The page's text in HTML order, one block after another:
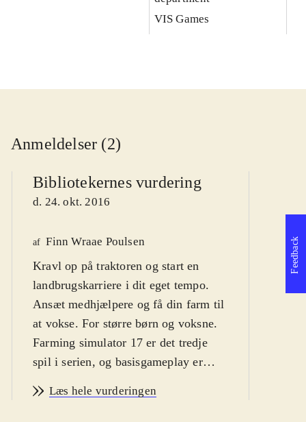
VIS Games
Anmeldelser (2)
Bibliotekernes vurdering
d. 24. okt. 2016
af Finn Wraae Poulsen
Kravl op på traktoren og start en
landbrugskarriere i dit eget tempo.
Ansæt medhjælpere og få din farm til
at vokse. For større børn og voksne.
Farming simulator 17 er det tredje
spil i serien, og basisgameplay er
Spillets kerne er Carreer-mode, hvor
Læs hele vurderingen
af
Feedback